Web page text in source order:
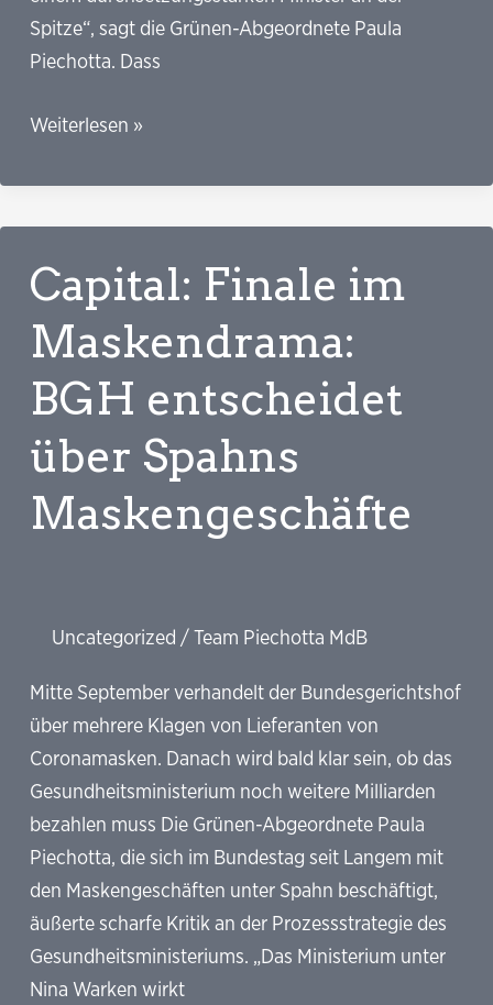
Spitze“, sagt die Grünen-Abgeordnete Paula
Piechotta. Dass
SZ:
lässt
Millionen
Fördergeld
für
die
Bahn
liegen
Weiterlesen »
Capital: Finale im
Maskendrama:
BGH entscheidet
über Spahns
Maskengeschäfte
Uncategorized /Team Piechotta MdB
Mitte September verhandelt der Bundesgerichtshof
über mehrere Klagen von Lieferanten von
Coronamasken. Danach wird bald klar sein, ob das
Gesundheitsministerium noch weitere Milliarden
bezahlen muss Die Grünen-Abgeordnete Paula
Piechotta, die sich im Bundestag seit Langem mit
den Maskengeschäften unter Spahn beschäftigt,
äußerte scharfe Kritik an der Prozessstrategie des
Gesundheitsministeriums. „Das Ministerium unter
Nina Warken wirkt